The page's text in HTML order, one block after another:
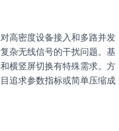
高密度设备接入和多路并发
杂无线信号的干扰问题。基
横竖屏切换有特殊需求。方
追求参数指标或简单压缩成